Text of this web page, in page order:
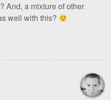
And, a mixture of other
well with this?